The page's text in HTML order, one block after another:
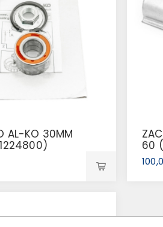
AL-KO 30MM
60